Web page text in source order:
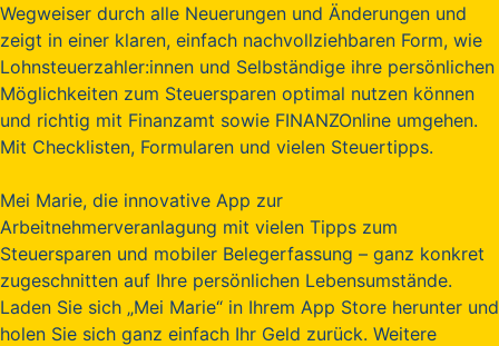
Wegweiser durch alle Neuerungen und Änderungen und
zeigt in einer klaren, einfach nachvollziehbaren Form, wie
Lohnsteuerzahler:innen und Selbständige ihre persönlichen
Möglichkeiten zum Steuersparen optimal nutzen können
und richtig mit Finanzamt sowie FINANZOnline umgehen.
Mit Checklisten, Formularen und vielen Steuertipps.
Mei Marie, die innovative App zur
Arbeitnehmerveranlagung mit vielen Tipps zum
Steuersparen und mobiler Belegerfassung – ganz konkret
zugeschnitten auf Ihre persönlichen Lebensumstände.
Laden Sie sich „Mei Marie“ in Ihrem App Store herunter und
holen Sie sich ganz einfach Ihr Geld zurück. Weitere